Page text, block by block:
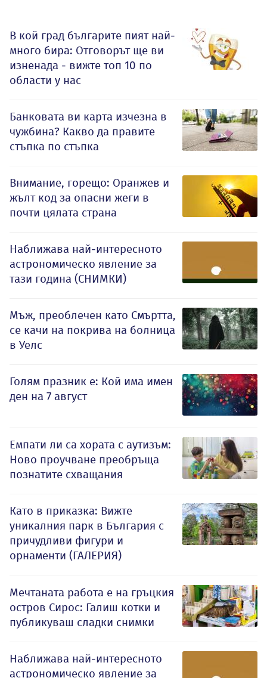
В кой град българите пият най-
много бира: Отговорът ще ви
изненада - вижте топ 10 по
области у нас
Банковата ви карта изчезна в
чужбина? Какво да правите
стъпка по стъпка
Внимание, горещо: Оранжев и
жълт код за опасни жеги в
почти цялата страна
Наближава най-интересното
астрономическо явление за
тази година (СНИМКИ)
Мъж, преоблечен като Смъртта,
се качи на покрива на болница
в Уелс
Голям празник е: Кой има имен
ден на 7 август
Емпати ли са хората с аутизъм:
Ново проучване преобръща
познатите схващания
Като в приказка: Вижте
уникалния парк в България с
причудливи фигури и
орнаменти (ГАЛЕРИЯ)
Мечтаната работа е на гръцкия
остров Сирос: Галиш котки и
публикуваш сладки снимки
Наближава най-интересното
астрономическо явление за